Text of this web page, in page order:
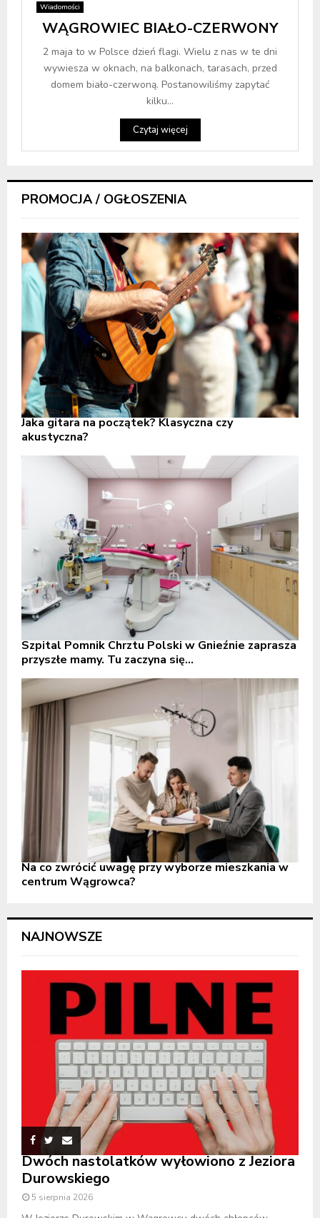
Wiadomości
WĄGROWIEC BIAŁO-CZERWONY
2 maja to w Polsce dzień flagi. Wielu z nas w te dni
wywiesza w oknach, na balkonach, tarasach, przed
domem biało-czerwoną. Postanowiliśmy zapytać
kilku...
Czytaj więcej
PROMOCJA / OGŁOSZENIA
Jaka gitara na początek? Klasyczna czy
akustyczna?
Szpital Pomnik Chrztu Polski w Gnieźnie zaprasza
przyszłe mamy. Tu zaczyna się...
Na co zwrócić uwagę przy wyborze mieszkania w
centrum Wągrowca?
NAJNOWSZE
Dwóch nastolatków wyłowiono z Jeziora
Durowskiego
5 sierpnia 2026